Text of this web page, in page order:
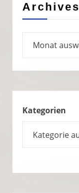
Archives
Kategorien